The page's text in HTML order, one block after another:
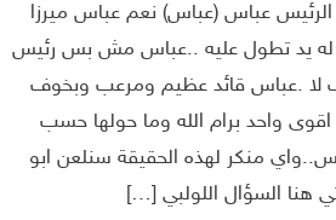
عباس (عباس) نعم عباس ميرزا
له يد تطول عليه ..عباس مش بس رئيس
لا .عباس قائد عظيم ومرعب وبخوف
واحد برام الله وما حولها حسب
منكر لهذه الحقيقة سنلعن ابو
هنا السؤال اللولبي […]